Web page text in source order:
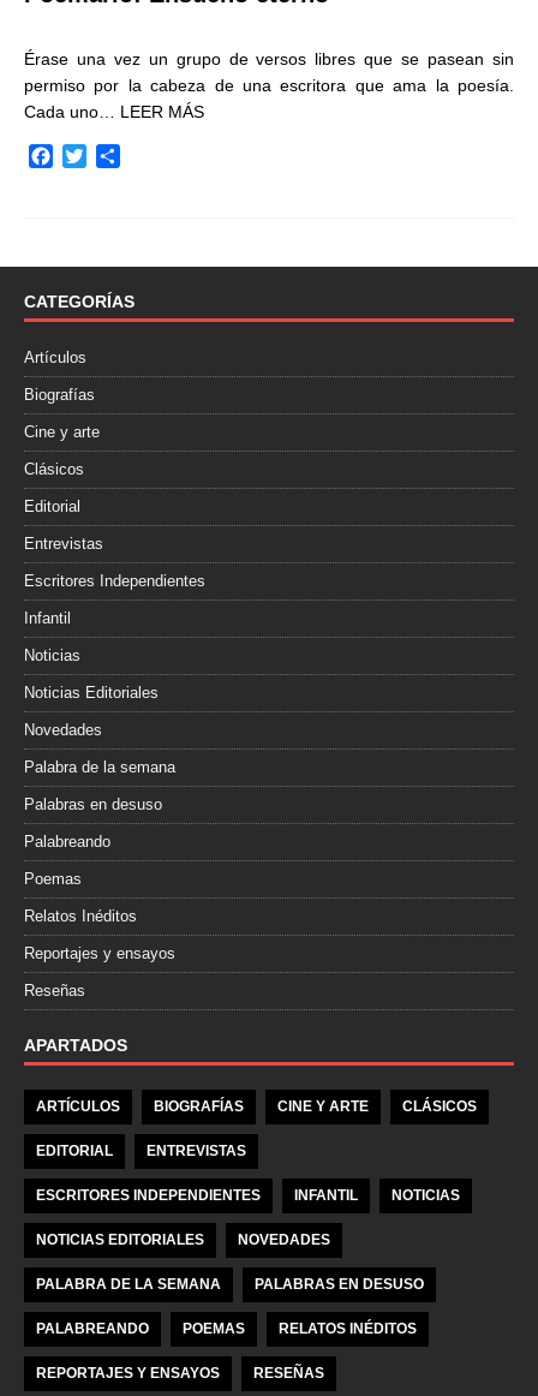
Érase una vez un grupo de versos libres que se pasean sin
permiso por la cabeza de una escritora que ama la poesía.
Cada uno… LEER MÁS
o
k
r
t
i
CATEGORÍAS
Artículos
Biografías
Cine y arte
Clásicos
Editorial
Entrevistas
Escritores Independientes
Infantil
Noticias
Noticias Editoriales
Novedades
Palabra de la semana
Palabras en desuso
Palabreando
Poemas
Relatos Inéditos
Reportajes y ensayos
Reseñas
APARTADOS
ARTÍCULOS BIOGRAFÍAS CINE Y ARTE CLÁSICOS
EDITORIAL ENTREVISTAS
ESCRITORES INDEPENDIENTES INFANTIL NOTICIAS
NOTICIAS EDITORIALES NOVEDADES
PALABRA DE LA SEMANA PALABRAS EN DESUSO
PALABREANDO POEMAS RELATOS INÉDITOS
REPORTAJES Y ENSAYOS RESEÑAS